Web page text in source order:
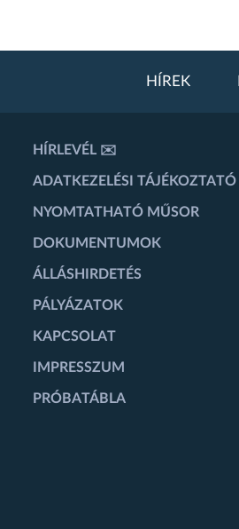
HÍREK
HÍRLEVÉL ✉️
ADATKEZELÉSI TÁJÉKOZTATÓ
NYOMTATHATÓ MŰSOR
DOKUMENTUMOK
ÁLLÁSHIRDETÉS
PÁLYÁZATOK
KAPCSOLAT
IMPRESSZUM
PRÓBATÁBLA